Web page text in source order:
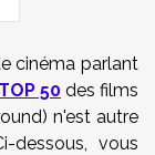
cinéma parlant
TOP 50des films
n'est autre
dessous, vous